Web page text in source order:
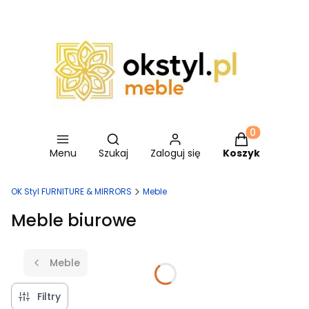
Menu
Otwórz wyszukiwarkę
Szukaj Zaloguj się
Produkty w
Koszyk
OK Styl FURNITURE & MIRRORS Meble
Meble biurowe
Meble
Filtry